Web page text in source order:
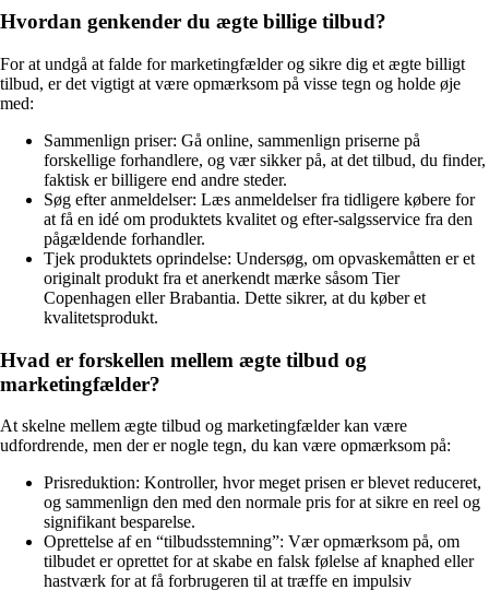
Hvordan genkender du ægte billige tilbud?
For at undgå at falde for marketingfælder og sikre dig et ægte billigt
tilbud, er det vigtigt at være opmærksom på visse tegn og holde øje
med:
Sammenlign priser: Gå online, sammenlign priserne på
forskellige forhandlere, og vær sikker på, at det tilbud, du finder,
faktisk er billigere end andre steder.
Søg efter anmeldelser: Læs anmeldelser fra tidligere købere for
at få en idé om produktets kvalitet og efter-salgsservice fra den
pågældende forhandler.
Tjek produktets oprindelse: Undersøg, om opvaskemåtten er et
originalt produkt fra et anerkendt mærke såsom Tier
Copenhagen eller Brabantia. Dette sikrer, at du køber et
kvalitetsprodukt.
Hvad er forskellen mellem ægte tilbud og
marketingfælder?
At skelne mellem ægte tilbud og marketingfælder kan være
udfordrende, men der er nogle tegn, du kan være opmærksom på:
Prisreduktion: Kontroller, hvor meget prisen er blevet reduceret,
og sammenlign den med den normale pris for at sikre en reel og
signifikant besparelse.
Oprettelse af en “tilbudsstemning”: Vær opmærksom på, om
tilbudet er oprettet for at skabe en falsk følelse af knaphed eller
hastværk for at få forbrugeren til at træffe en impulsiv